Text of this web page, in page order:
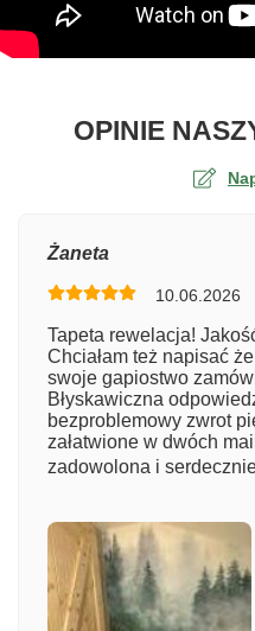
OPINIE
Numer zamówienia
Imię
Żaneta
10.06.2026
Tapeta rewelacja!
Chciałam też napisać
swoje gapiostwo
Błyskawiczna
bezproblemowy zwrot
załatwione w dwóch
zadowolona i